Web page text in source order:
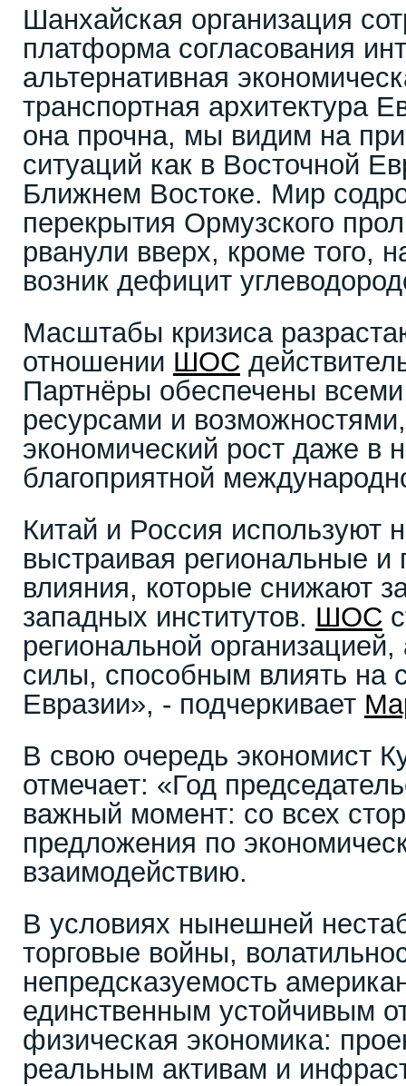
Шанхайская организация
платформа согласования
альтернативная
транспортная архитектура
она прочна, мы видим на
ситуаций как в Восточной
Ближнем Востоке. Мир
перекрытия Ормузского
рванули вверх, кроме того,
возник дефицит
Масштабы кризиса
отношении ШОС
Партнёры обеспечены
ресурсами и
экономический рост даже в
благоприятной
Китай и Россия используют
выстраивая региональные и
влияния, которые снижают
западных институтов. ШОС
региональной
силы, способным влиять на
Евразии», - подчеркивает
В свою очередь экономист
отмечает: «Год
важный момент: со всех
предложения по
взаимодействию.
В условиях нынешней
торговые войны,
непредсказуемость
единственным устойчивым
физическая экономика:
реальным активам и